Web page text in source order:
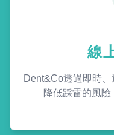
線
Dent&Co透過即時、
降低踩雷的風險